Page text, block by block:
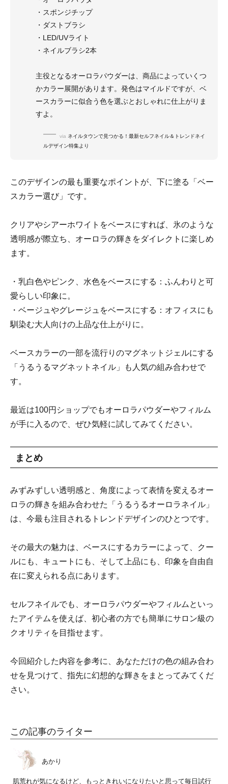
・スポンジチップ
・ダストブラシ
・LED/UVライト
・ネイルブラシ2本
主役となるオーロラパウダーは、商品によっていくつ
かカラー展開があります。発色はマイルドですが、ベ
ースカラーに似合う色を選ぶとおしゃれに仕上がりま
すよ。
via ネイルタウンで見つかる！最新セルフネイル＆トレンドネイ
ルデザイン特集より
このデザインの最も重要なポイントが、下に塗る「ベー
スカラー選び」です。
クリアやシアーホワイトをベースにすれば、氷のような
透明感が際立ち、オーロラの輝きをダイレクトに楽しめ
ます。
・乳白色やピンク、水色をベースにする：ふんわりと可
愛らしい印象に。
・ベージュやグレージュをベースにする：オフィスにも
馴染む大人向けの上品な仕上がりに。
ベースカラーの一部を流行りのマグネットジェルにする
「うるうるマグネットネイル」も人気の組み合わせで
す。
最近は100円ショップでもオーロラパウダーやフィルム
が手に入るので、ぜひ気軽に試してみてください。
まとめ
みずみずしい透明感と、角度によって表情を変えるオー
ロラの輝きを組み合わせた「うるうるオーロラネイル」
は、今最も注目されるトレンドデザインのひとつです。
その最大の魅力は、ベースにするカラーによって、クー
ルにも、キュートにも、そして上品にも、印象を自由自
在に変えられる点にあります。
セルフネイルでも、オーロラパウダーやフィルムといっ
たアイテムを使えば、初心者の方でも簡単にサロン級の
クオリティを目指せます。
今回紹介した内容を参考に、あなただけの色の組み合わ
せを見つけて、指先に幻想的な輝きをまとってみてくだ
さい。
この記事のライター
あかり
肌荒れが気になるけど、もっときれいになりたいと思って毎日試行